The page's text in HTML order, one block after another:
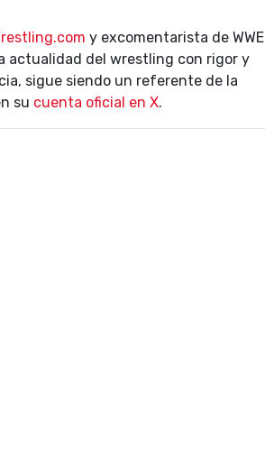
y excomentarista de WWE
actualidad del wrestling con rigor y
sigue siendo un referente de la
su cuenta oficial en X.